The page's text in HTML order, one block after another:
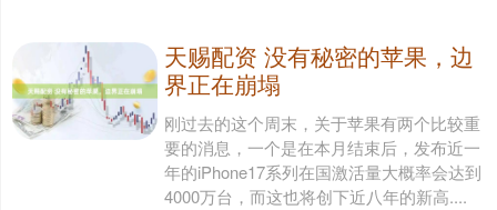
天赐配资 没有秘密的苹果，边
界正在崩塌
刚过去的这个周末，关于苹果有两个比较重
要的消息，一个是在本月结束后，发布近一
年的iPhone17系列在国激活量大概率会达到
4000万台，而这也将创下近八年的新高....